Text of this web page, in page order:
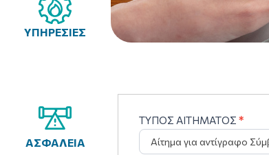
ΥΠΗΡΕΣΙΕΣ
ΑΣΦΑΛΕΙΑ
Φόρμα
Υποβολής
ΤΥΠΟΣ ΑΙΤΗΜΑΤΟΣ *